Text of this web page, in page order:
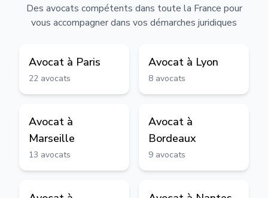
Des avocats compétents dans toute la France pour
vous accompagner dans vos démarches juridiques
Avocat à Paris
22 avocats
Avocat à Lyon
8 avocats
Avocat à
Marseille
13 avocats
Avocat à
Bordeaux
9 avocats